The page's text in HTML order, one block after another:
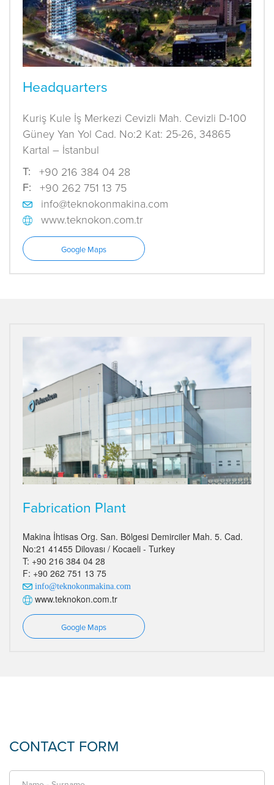
Headquarters
Kuriş Kule İş Merkezi Cevizli Mah. Cevizli D-100
Güney Yan Yol Cad. No:2 Kat: 25-26, 34865
Kartal – İstanbul
T: +90 216 384 04 28
F:
+90 262 751 13 75
info@teknokonmakina.com
www.teknokon.com.tr
Google Maps
Fabrication Plant
Makina İhtisas Org. San. Bölgesi Demirciler Mah. 5. Cad.
No:21 41455 Dilovası / Kocaeli - Turkey
T: +90 216 384 04 28
F: +90 262 751 13 75
info@teknokonmakina.com
www.teknokon.com.tr
Google Maps
CONTACT FORM